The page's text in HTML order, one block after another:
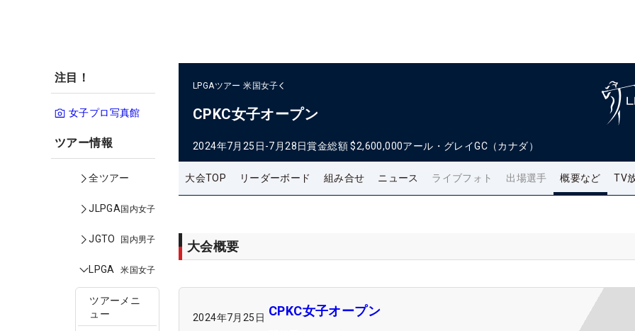
注目！
女子プロ写真館
ツアー情報
全ツアー
JLPGA国内女子
JGTO 国内男子
LPGA 米国女子
ツアーメニ
ュー
LPGAツアー 米国女子
CPKC女子オープン
2024年7月25日-7月28日賞金総額 $2,600,000アール・グレイGC（カナダ）
大会TOP リーダーボード 組み合せ ニュース ライブフォト 出場選手 概要など TV
大会概要
2024年7月25日 CPKC女子オープン